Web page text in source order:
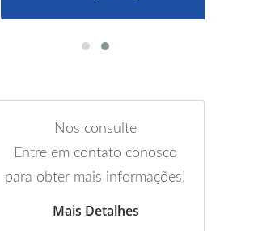
Nos consulte
Entre em contato conosco
para obter mais informações!
Mais Detalhes